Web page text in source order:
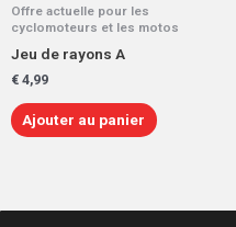
Offre actuelle pour les
cyclomoteurs et les motos
Jeu de rayons A
€ 4,99
Ajouter au panier